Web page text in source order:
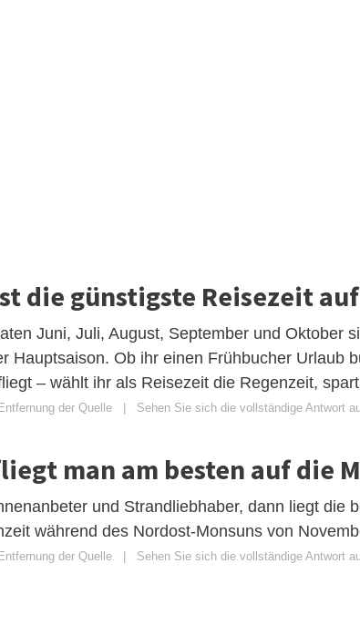
die günstigste Reisezeit
Juni, Juli, August, September und Oktober
Hauptsaison. Ob ihr einen Frühbucher Urlaub
– wählt ihr als Reisezeit die Regenzeit,
der Quelle Sehen Sie sich die vollständige Antwort
man am besten auf die
und Strandliebhaber, dann liegt die
während des Nordost-Monsuns von
der Quelle Sehen Sie sich die vollständige Antwort